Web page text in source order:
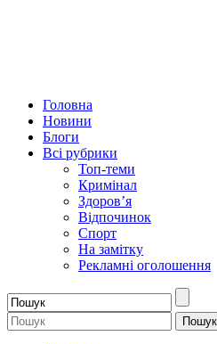
Головна
Новини
Блоги
Всі рубрики
Топ-теми
Кримінал
Здоров’я
Відпочинок
Спорт
На замітку
Рекламні оголошення